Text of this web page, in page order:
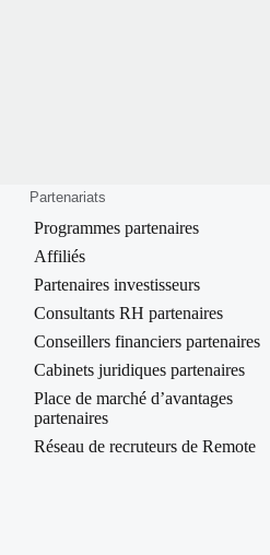
Partenariats
Programmes partenaires
Affiliés
Partenaires investisseurs
Consultants RH partenaires
Conseillers financiers partenaires
Cabinets juridiques partenaires
Place de marché d’avantages
partenaires
Réseau de recruteurs de Remote